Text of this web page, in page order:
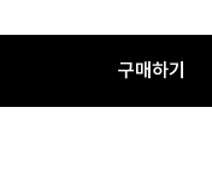
구매하기